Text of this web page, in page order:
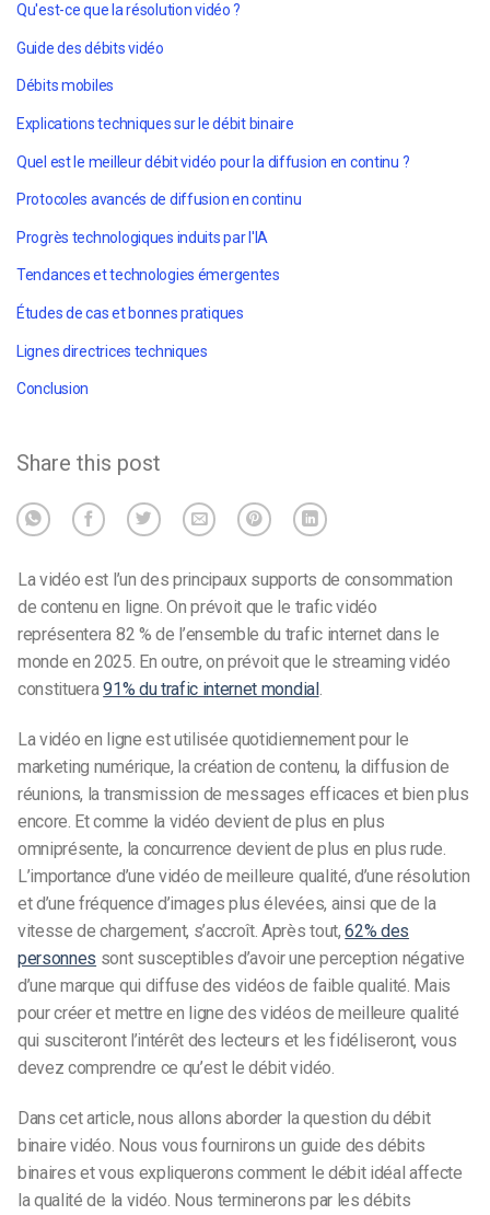
Qu'est-ce que la résolution vidéo ?
Guide des débits vidéo
Débits mobiles
Explications techniques sur le débit binaire
Quel est le meilleur débit vidéo pour la diffusion en continu ?
Protocoles avancés de diffusion en continu
Progrès technologiques induits par l'IA
Tendances et technologies émergentes
Études de cas et bonnes pratiques
Lignes directrices techniques
Conclusion
Share this post
La vidéo est l’un des principaux supports de consommation
de contenu en ligne.On prévoit que le trafic vidéo
représentera 82 % de l’ensemble du trafic internet dans le
monde en 2025. En outre, on prévoit que le streaming vidéo
constituera91% du trafic internet mondial.
La vidéo en ligne est utilisée quotidiennement pour le
marketing numérique, la création de contenu, la diffusion de
réunions, la transmission de messages efficaces et bien plus
encore. Et comme la vidéo devient de plus en plus
omniprésente, la concurrence devient de plus en plus rude.
L’importance d’une vidéo de meilleure qualité, d’une résolution
et d’une fréquence d’images plus élevées, ainsi que de la
vitesse de chargement, s’accroît. Après tout,62% des
personnes sont susceptibles d’avoir une perception négative
d’une marque qui diffuse des vidéos de faible qualité. Mais
pour créer et mettre en ligne des vidéos de meilleure qualité
qui susciteront l’intérêt des lecteurs et les fidéliseront, vous
devez comprendre ce qu’est le débit vidéo.
Dans cet article, nous allons aborder la question du débit
binaire vidéo. Nous vous fournirons un guide des débits
binaires et vous expliquerons comment le débit idéal affecte
la qualité de la vidéo. Nous terminerons par les débits